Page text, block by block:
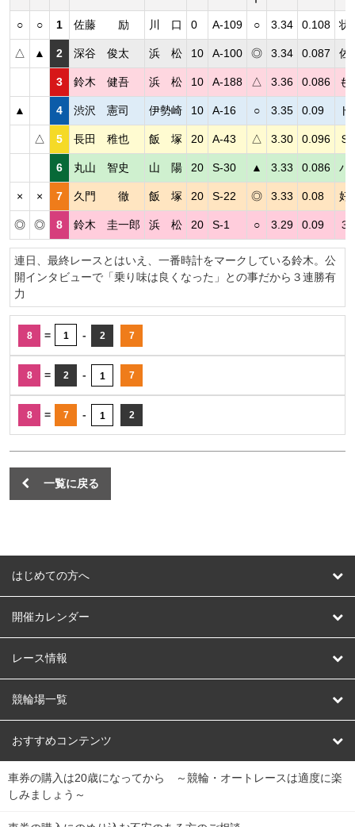
○ ○ 1 佐藤 励 川 口 0 A-109 ○ 3.34 0.108 状
△ ▲ 2 深谷 俊太 浜 松 10 A-100 ◎ 3.34 0.087 佐
3 鈴木 健吾 浜 松 10 A-188 △ 3.36 0.086 も
▲ 4 渋沢 憲司 伊勢崎 10 A-16 ○ 3.35 0.09
△ 5 長田 稚也 飯 塚 20 A-43 △ 3.30 0.096 Ｓ
6 丸山 智史 山 陽 20 S-30 ▲ 3.33 0.086 パ
× × 7 久門 徹 飯 塚 20 S-22 ◎ 3.33 0.08 好
◎ ◎ 8 鈴木 圭一郎 浜 松 20 S-1 ○ 3.29 0.09 ３
連日、最終レースとはいえ、一番時計をマークしている鈴木。公
開インタビューで「乗り味は良くなった」との事だから３連勝有
力
8 = 1 - 2 7
8 = 2 - 1 7
8 = 7 - 1 2
一覧に戻る
はじめての方へ
はじめての方へ
開催カレンダー
競輪
オートレース
競輪くじ
Dokanto!
チャリロトプラザ
レース情報
レース予想
レース結果
キャリーオーバー一覧
競輪場一覧
北日本 函館競輪場
関
東
弥彦競輪場 前橋競輪場 取手競輪場 宇都宮競輪場
おすすめコンテンツ
競輪選手情報
Perfecta Navi
車券の購入は20歳になってから ～競輪・オートレースは適度に楽
しみましょう～